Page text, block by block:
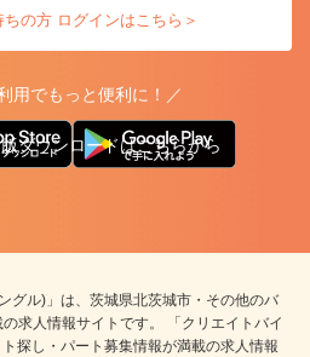
の方 ログインはこちら＞
用でもっと便利に！／
ダウンロードはこちらから
グル)」は、茨城県北茨城市・その他のバ
求人情報サイトです。 「クリエイトバイ
探し・パート募集情報が満載の求人情報